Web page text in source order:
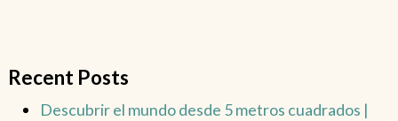
Recent Posts
Descubrir el mundo desde 5 metros cuadrados |